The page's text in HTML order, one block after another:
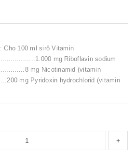
Cho 100 ml sirô Vitamin
mg Riboflavin sodium
mg Nicotinamid (vitamin
mg Pyridoxin hydrochlorid (vitamin
+